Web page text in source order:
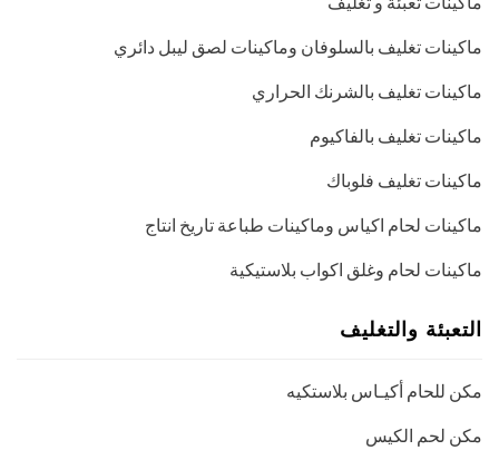
ماكينات تغليف بالسلوفان وماكينات لصق ليبل دائري
ماكينات تغليف بالشرنك الحراري
ماكينات تغليف بالفاكيوم
ماكينات تغليف فلوباك
ماكينات لحام اكياس وماكينات طباعة تاريخ انتاج
ماكينات لحام وغلق اكواب بلاستيكية
التعبئة والتغليف
مكن للحام أكيـاس بلاستكيه
مكن لحم الكيس